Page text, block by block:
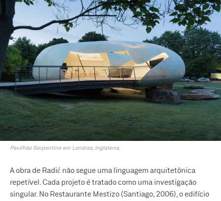
Pavilhão Serpentine em Londres, Inglaterra.
A obra de Radić não segue uma linguagem arquitetônica
repetível. Cada projeto é tratado como uma investigação
singular. No Restaurante Mestizo (Santiago, 2006), o edifício